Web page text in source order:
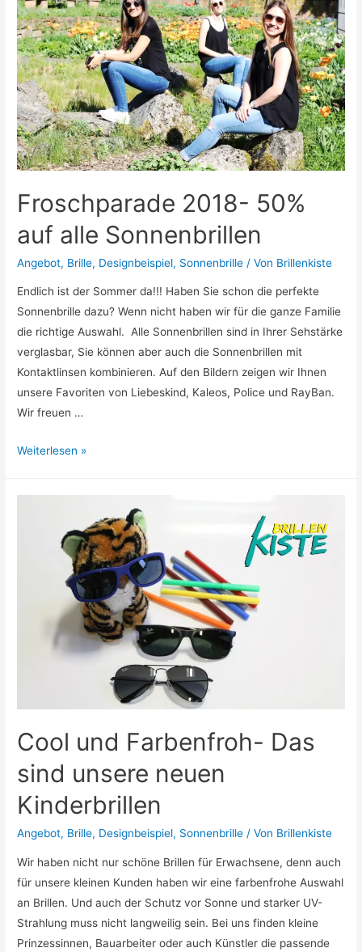
Froschparade 2018- 50%
auf alle Sonnenbrillen
Angebot, Brille, Designbeispiel, Sonnenbrille / Von Brillenkiste
Endlich ist der Sommer da!!! Haben Sie schon die perfekte
Sonnenbrille dazu? Wenn nicht haben wir für die ganze Familie
die richtige Auswahl. Alle Sonnenbrillen sind in Ihrer Sehstärke
verglasbar, Sie können aber auch die Sonnenbrillen mit
Kontaktlinsen kombinieren. Auf den Bildern zeigen wir Ihnen
unsere Favoriten von Liebeskind, Kaleos, Police und RayBan.
Wir freuen …
Froschparade
Sonnenbrillen
Weiterlesen »
Cool und Farbenfroh- Das
sind unsere neuen
Kinderbrillen
Angebot, Brille, Designbeispiel, Sonnenbrille / Von Brillenkiste
Wir haben nicht nur schöne Brillen für Erwachsene, denn auch
für unsere kleinen Kunden haben wir eine farbenfrohe Auswahl
an Brillen. Und auch der Schutz vor Sonne und starker UV-
Strahlung muss nicht langweilig sein. Bei uns finden kleine
Prinzessinnen, Bauarbeiter oder auch Künstler die passende